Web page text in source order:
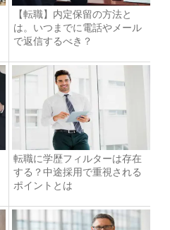
【転職】内定保留の方法と
は。いつまでに電話やメール
で返信するべき？
転職に学歴フィルターは存在
する？中途採用で重視される
ポイントとは